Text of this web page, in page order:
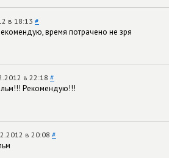
в 18:13 #
время потрачено не зря
в 22:18 #
Рекомендую!!!
в 20:08 #